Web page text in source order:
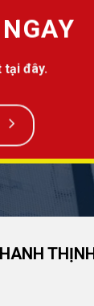
tại đây.